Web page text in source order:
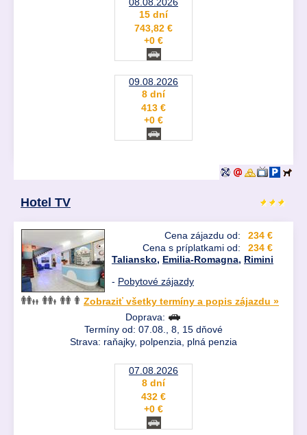
15 dní
743,82 €
+0 €
09.08.2026
8 dní
413 €
+0 €
Hotel TV
Cena zájazdu od:
234 €
Cena s príplatkami od:
234 €
Taliansko, Emilia-Romagna, Rimini
- Pobytové zájazdy
Zobraziť všetky termíny a popis zájazdu »
Doprava:
Termíny od: 07.08., 8, 15 dňové
Strava: raňajky, polpenzia, plná penzia
07.08.2026
8 dní
432 €
+0 €